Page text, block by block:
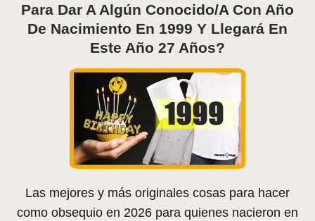
Para Dar A Algún Conocido/a Con Año
De Nacimiento En 1999 Y Llegará En
Este Año 27 Años?
Las mejores y más originales cosas para hacer
como obsequio en 2026 para quienes nacieron en